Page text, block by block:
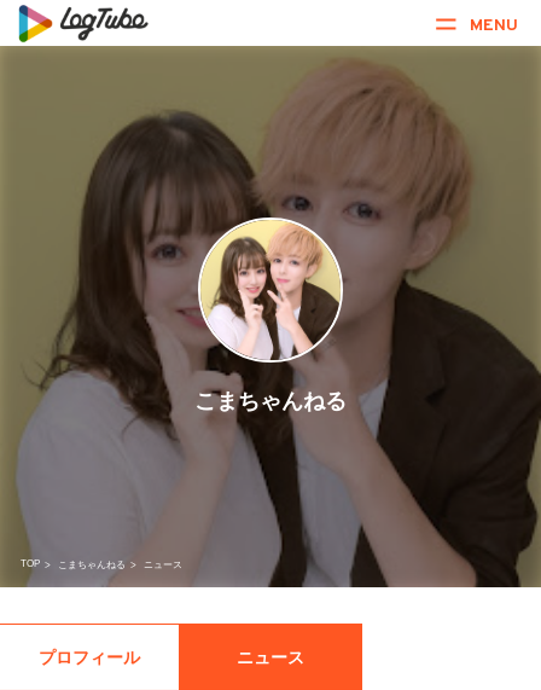
MENU
こまちゃんねる
TOP > こまちゃんねる > ニュース
プロフィール ニュース